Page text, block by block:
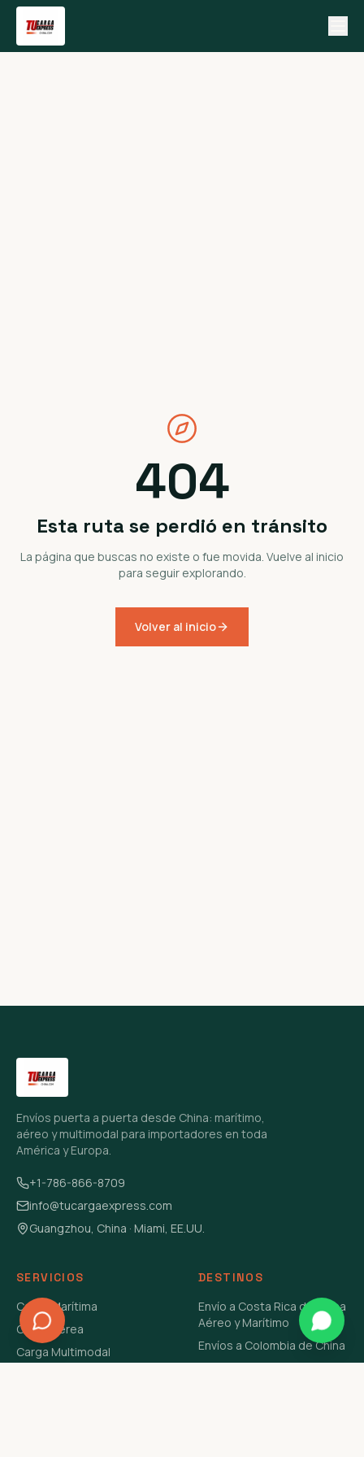
404
Esta ruta se perdió en tránsito
La página que buscas no existe o fue movida. Vuelve al inicio
para seguir explorando.
Volver al inicio
Envíos puerta a puerta desde China: marítimo,
aéreo y multimodal para importadores en toda
América y Europa.
+1-786-866-8709
info@tucargaexpress.com
Guangzhou, China · Miami, EE.UU.
SERVICIOS
Carga Marítima
Carga Aérea
Carga Multimodal
DESTINOS
Envío a Costa Rica de China
Aéreo y Marítimo
Envíos a Colombia de China